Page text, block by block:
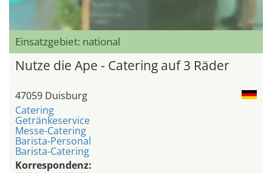
Einsatzgebiet: national
Nutze die Ape - Catering auf 3 Räder
47059 Duisburg
Catering
Getränkeservice
Messe-Catering
Barista-Personal
Barista-Catering
Korrespondenz: